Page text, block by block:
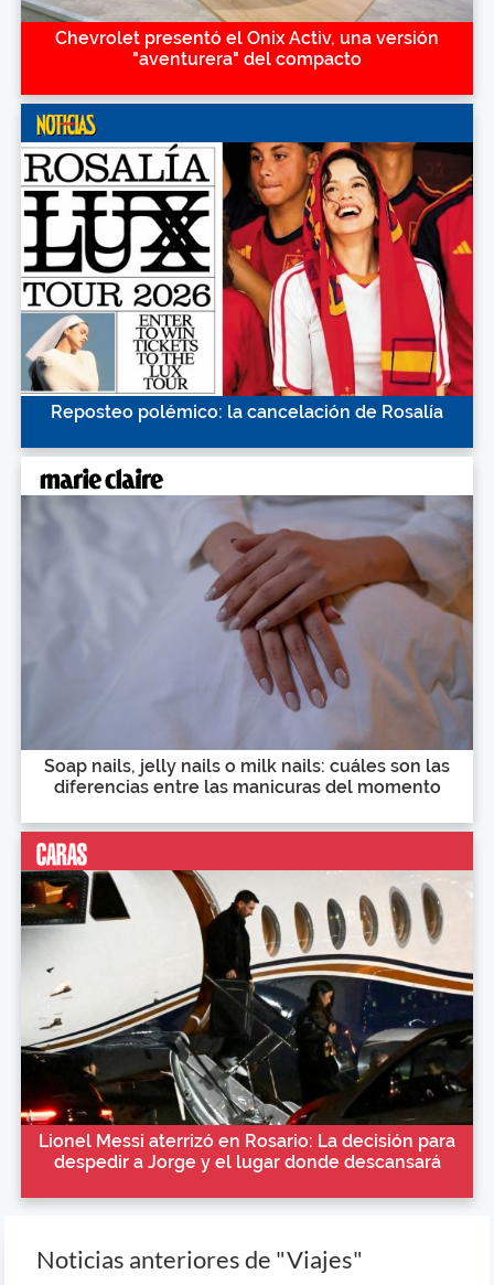
Chevrolet presentó el Onix Activ, una versión
"aventurera" del compacto
Reposteo polémico: la cancelación de Rosalía
Soap nails, jelly nails o milk nails: cuáles son las
diferencias entre las manicuras del momento
Lionel Messi aterrizó en Rosario: La decisión para
despedir a Jorge y el lugar donde descansará
Noticias anteriores de "Viajes"